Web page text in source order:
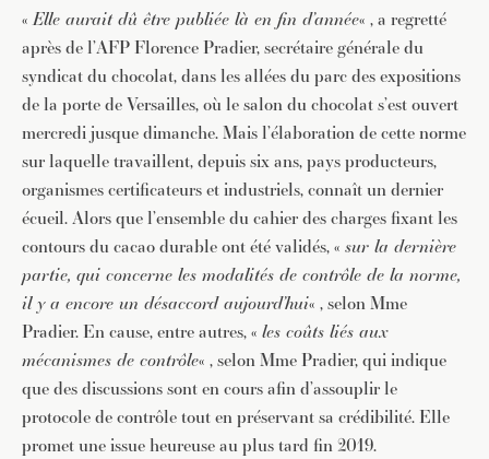
«Elle aurait dû être publiée là en fin d’année« , a regretté
après de l’AFP Florence Pradier, secrétaire générale du
syndicat du chocolat, dans les allées du parc des expositions
de la porte de Versailles, où le salon du chocolat s’est ouvert
mercredi jusque dimanche. Mais l’élaboration de cette norme
sur laquelle travaillent, depuis six ans, pays producteurs,
organismes certificateurs et industriels, connaît un dernier
écueil. Alors que l’ensemble du cahier des charges fixant les
contours du cacao durable ont été validés, « sur la dernière
partie, qui concerne les modalités de contrôle de la norme,
il y a encore un désaccord aujourd’hui« , selon Mme
Pradier. En cause, entre autres, « les coûts liés aux
mécanismes de contrôle« , selon Mme Pradier, qui indique
que des discussions sont en cours afin d’assouplir le
protocole de contrôle tout en préservant sa crédibilité. Elle
promet une issue heureuse au plus tard fin 2019.